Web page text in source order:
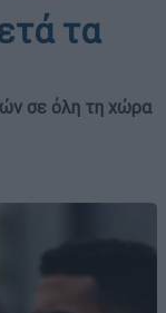
τα
σε όλη τη χώρα